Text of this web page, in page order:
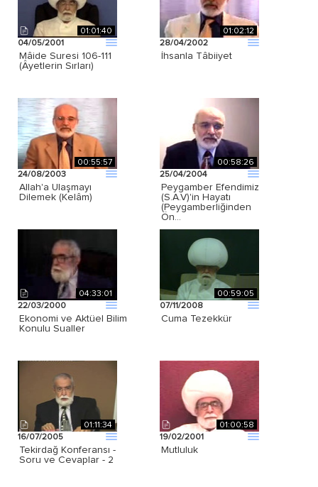
01:01:40
04/05/2001
Mâide Suresi 106-111
(Âyetlerin Sırları)
01:02:12
28/04/2002
İhsanla Tâbiiyet
00:55:57
24/08/2003
Allah'a Ulaşmayı
Dilemek (Kelâm)
00:58:26
25/04/2004
Peygamber Efendimiz
(S.A.V)'in Hayatı
(Peygamberliğinden
Ön…
04:33:01
22/03/2000
Ekonomi ve Aktüel Bilim
Konulu Sualler
00:59:05
07/11/2008
Cuma Tezekkür
01:11:34
16/07/2005
Tekirdağ Konferansı -
Soru ve Cevaplar - 2
01:00:58
19/02/2001
Mutluluk